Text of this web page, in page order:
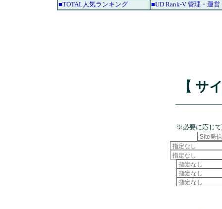
■TOTAL人気ランキング
■UD Rank-V 管理・運
【 サ
※必要に応じ